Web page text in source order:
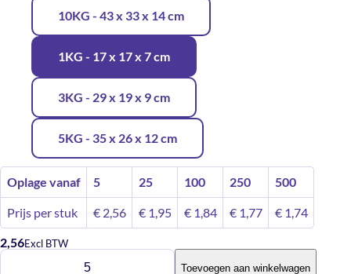
10KG - 43 x 33 x 14 cm
1KG - 17 x 17 x 7 cm
3KG - 29 x 19 x 9 cm
5KG - 35 x 26 x 12 cm
Oplage vanaf 5 25 100 250 500
Prijs per stuk €2,56 €1,95 €1,84 €1,77 €1,74
2,56Excl BTW
Zeelandmandje
Toevoegen aan winkelwagen